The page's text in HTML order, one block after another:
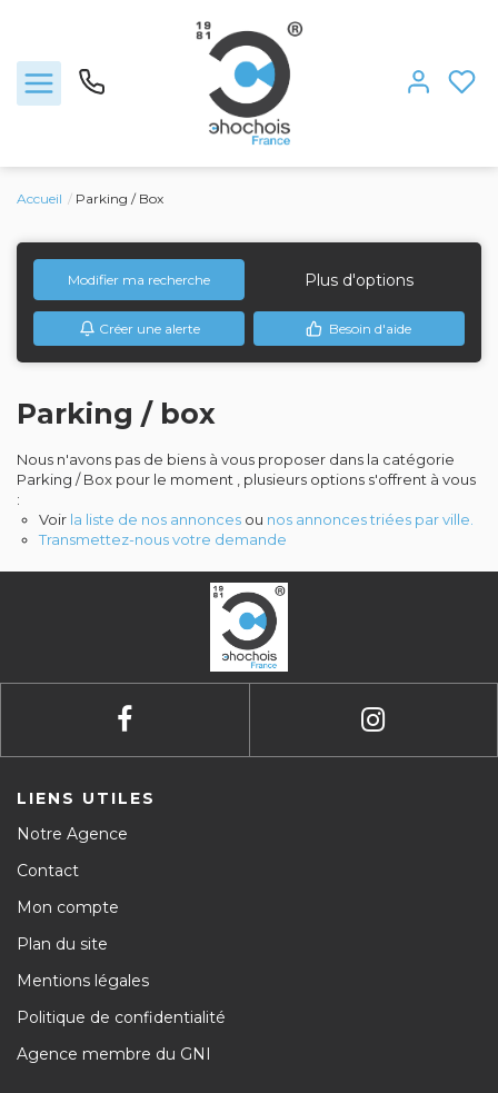
Nous rejoindre
Locations
Estimation
L'agence
Contact
Avis clients
Accueil Parking / Box
Modifier ma recherche Plus d'options
Créer une alerte Besoin d'aide
Parking / box
Nous n'avons pas de biens à vous proposer dans la catégorie
Parking / Box pour le moment , plusieurs options s'offrent à vous
:
Voir la liste de nos annonces ou nos annonces triées par ville.
Transmettez-nous votre demande
LIENS UTILES
Notre Agence
Contact
Mon compte
Plan du site
Mentions légales
Politique de confidentialité
Agence membre du GNI